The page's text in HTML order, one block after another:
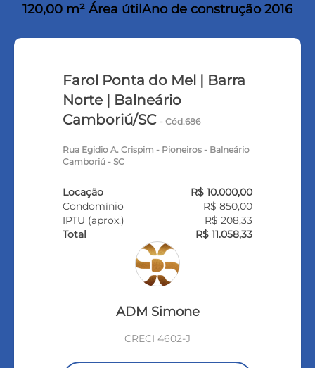
120,00 m² Área útilAno de construção 2016
Farol Ponta do Mel | Barra
Norte | Balneário
Camboriú/SC- Cód.686
Rua Egidio A. Crispim - Pioneiros - Balneário
Camboriú - SC
Locação
R$ 10.000,00
Condomínio
R$ 850,00
IPTU (aprox.)
R$ 208,33
Total
R$ 11.058,33
ADM Simone
CRECI 4602-J